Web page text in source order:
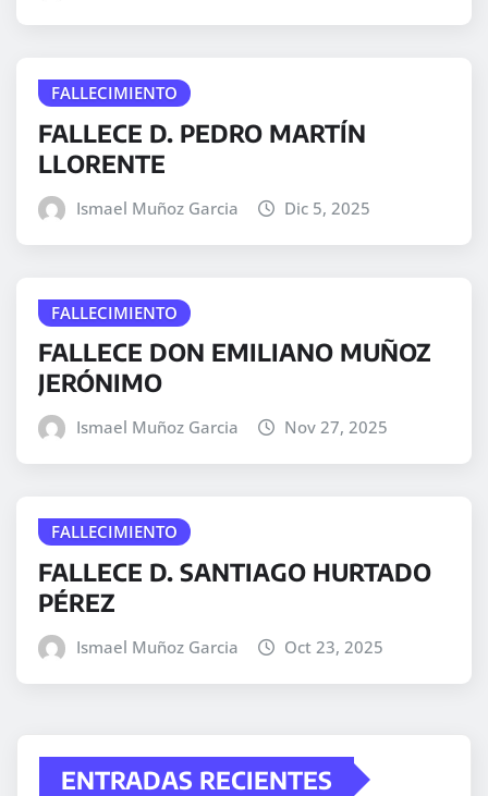
FALLECIMIENTO
FALLECE D. PEDRO MARTÍN
LLORENTE
Ismael Muñoz Garcia Dic 5, 2025
FALLECIMIENTO
FALLECE DON EMILIANO MUÑOZ
JERÓNIMO
Ismael Muñoz Garcia Nov 27, 2025
FALLECIMIENTO
FALLECE D. SANTIAGO HURTADO
PÉREZ
Ismael Muñoz Garcia Oct 23, 2025
ENTRADAS RECIENTES